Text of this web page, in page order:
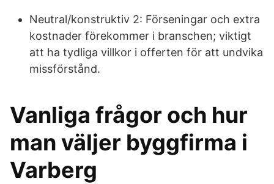
Neutral/konstruktiv 2: Förseningar och extra
kostnader förekommer i branschen; viktigt
att ha tydliga villkor i offerten för att undvika
missförstånd.
Vanliga frågor och hur
man väljer byggfirma i
Varberg